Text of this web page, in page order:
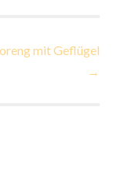
mit Geflügel
→